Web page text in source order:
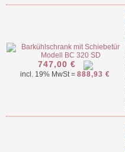
747,00 €
incl. 19% MwSt = 888,93 €